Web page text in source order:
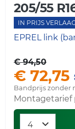
205/55
IN PRIJS
EPREL link
€ 94,50
€ 72,75
Bandprijs zonder
Montagetarief